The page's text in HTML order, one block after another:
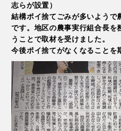
志らが設置）
結構ポイ捨てごみが多いようで
です。地区の農事実行組合長を
うことで取材を受けました。
今後ポイ捨てがなくなることを